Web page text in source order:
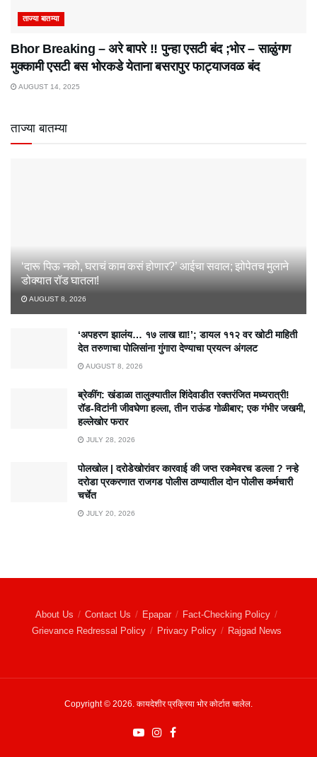
ताज्या बातम्या
Bhor Breaking – अरे बापरे‌ !! पुन्हा एसटी बंद ;भोर – साळुंगण
मुक्कामी एसटी बस भोरकडे येताना बसरापुर फाट्याजवळ बंद
AUGUST 14, 2025
ताज्या बातम्या
‘दारू पिऊ नको, घराचं काम कसं होणार?’ आईचा सवाल; झोपेतच मुलाने
डोक्यात रॉड घातला!
AUGUST 8, 2026
‘अपहरण झालंय… १७ लाख द्या!’; डायल ११२ वर खोटी माहिती
देत तरुणाचा पोलिसांना गुंगारा देण्याचा प्रयत्न अंगलट
AUGUST 8, 2026
ब्रेकींग: खंडाळा तालुक्यातील शिंदेवाडीत रक्तरंजित मध्यरात्री!
रॉड-विटांनी जीवघेणा हल्ला, तीन राऊंड गोळीबार; एक गंभीर जखमी,
हल्लेखोर फरार
JULY 28, 2026
पोलखोल | दरोडेखोरांवर कारवाई की जप्त रकमेवरच डल्ला ? नऱ्हे
दरोडा प्रकरणात राजगड पोलीस ठाण्यातील दोन पोलीस कर्मचारी
चर्चेत
JULY 20, 2026
About Us Contact Us Epapar
Fact-Checking Policy
Grievance Redressal Policy
Privacy Policy Rajgad News
Copyright © 2026. कायदेशीर प्रक्रिया भोर कोर्टात चालेल.